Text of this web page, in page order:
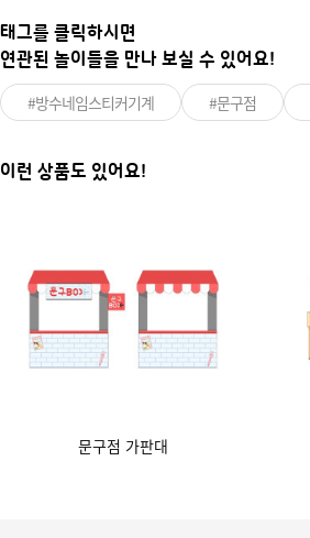
태그를 클릭하시면
연관된 놀이들을 만나 보실 수 있어요!
#방수네임스티커기계 #문구점
이런 상품도 있어요!
문구점 가판대